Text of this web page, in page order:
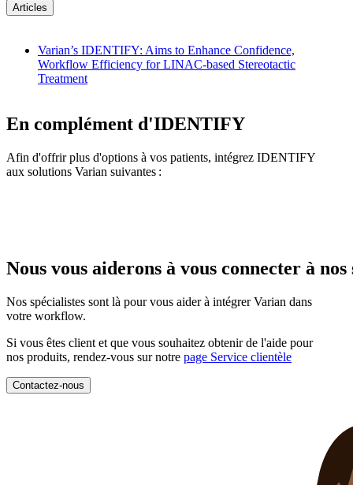
Articles
Varian’s IDENTIFY: Aims to Enhance Confidence,
Workflow Efficiency for LINAC-based Stereotactic
Treatment
En complément d'IDENTIFY
Afin d'offrir plus d'options à vos patients, intégrez IDENTIFY
aux solutions Varian suivantes :
Nous vous aiderons à vous connecter à nos
Nos spécialistes sont là pour vous aider à intégrer Varian dans
votre workflow.
Si vous êtes client et que vous souhaitez obtenir de l'aide pour
nos produits, rendez-vous sur notre page Service clientèle
Contactez-nous